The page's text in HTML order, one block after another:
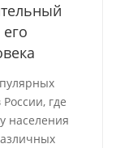
где
населения